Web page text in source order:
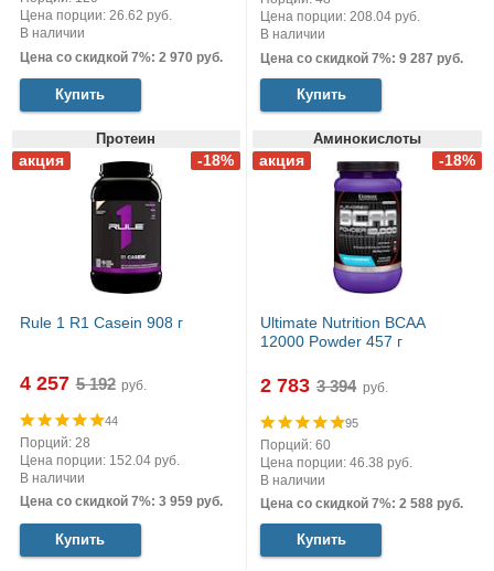
Цена порции: 26.62 руб.
В наличии
Цена со скидкой 7%: 2 970 руб.
Купить
Цена порции: 208.04 руб.
В наличии
Цена со скидкой 7%: 9 287 руб.
Купить
Протеин
Rule 1 R1 Casein 908 г
4 257 руб.
44
Порций: 28
Цена порции: 152.04 руб.
В наличии
Цена со скидкой 7%: 3 959 руб.
Купить
Аминокислоты
Ultimate Nutrition BCAA
12000 Powder 457 г
2 783 руб.
95
Порций: 60
Цена порции: 46.38 руб.
В наличии
Цена со скидкой 7%: 2 588 руб.
Купить